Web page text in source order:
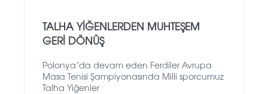
TALHA YİĞENLERDEN MUHTEŞEM
GERİ DÖNÜŞ
Polonya´da devam eden Ferdiler Avrupa
Masa Tenisi Şampiyonasında Milli sporcumuz
Talha Yiğenler